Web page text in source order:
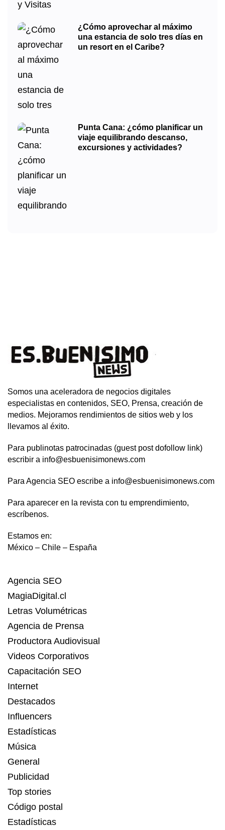
¿Cómo aprovechar al máximo
una estancia de solo tres días en
un resort en el Caribe?
Punta Cana: ¿cómo planificar un
viaje equilibrando descanso,
excursiones y actividades?
Somos una aceleradora de negocios digitales
especialistas en contenidos, SEO, Prensa, creación de
medios. Mejoramos rendimientos de sitios web y los
llevamos al éxito.
Para publinotas patrocinadas (guest post dofollow link)
escribir a info@esbuenisimonews.com
Para Agencia SEO escribe a info@esbuenisimonews.com
Para aparecer en la revista con tu emprendimiento,
escríbenos.
Estamos en:
México – Chile – España
Agencia SEO
MagiaDigital.cl
Letras Volumétricas
Agencia de Prensa
Productora Audiovisual
Videos Corporativos
Capacitación SEO
Internet
Destacados
Influencers
Estadísticas
Música
General
Publicidad
Top stories
Código postal
Estadísticas